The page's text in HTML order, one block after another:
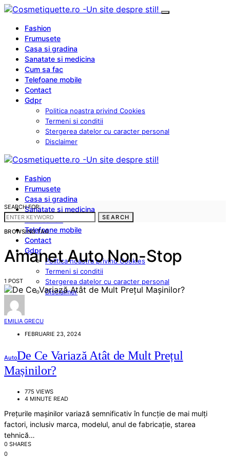
Fashion
Frumusete
Casa si gradina
Sanatate si medicina
Cum sa fac
Telefoane mobile
Contact
Gdpr
Politica noastra privind Cookies
Termeni si conditii
Stergerea datelor cu caracter personal
Disclaimer
Fashion
Frumusete
Casa si gradina
Sanatate si medicina
Cum sa fac
Telefoane mobile
Contact
Gdpr
Politica noastra privind Cookies
Termeni si conditii
Stergerea datelor cu caracter personal
Disclaimer
SEARCH FOR:
SEARCH
BROWSING TAG
Amanet Auto Non-Stop
1 POST
EMILIA GRECU
FEBRUARIE 23, 2024
AutoDe Ce Variază Atât de Mult Prețul
Mașinilor?
775 VIEWS
4 MINUTE READ
Prețurile mașinilor variază semnificativ în funcție de mai mulți
factori, inclusiv marca, modelul, anul de fabricație, starea
tehnică…
0 SHARES
0